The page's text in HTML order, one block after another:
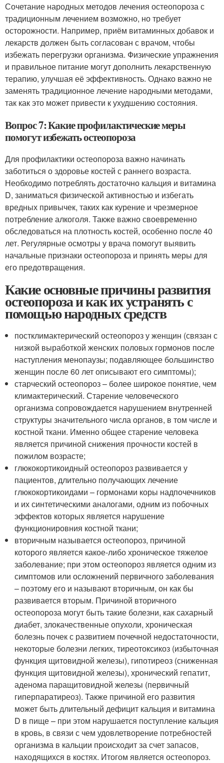
Сочетание народных методов лечения остеопороза с
традиционным лечением возможно, но требует
осторожности. Например, приём витаминных добавок и
лекарств должен быть согласован с врачом, чтобы
избежать перегрузки организма. Физические упражнения
и правильное питание могут дополнить лекарственную
терапию, улучшая её эффективность. Однако важно не
заменять традиционное лечение народными методами,
так как это может привести к ухудшению состояния.
Вопрос 7: Какие профилактические меры
помогут избежать остеопороза
Для профилактики остеопороза важно начинать
заботиться о здоровье костей с раннего возраста.
Необходимо потреблять достаточно кальция и витамина
D, заниматься физической активностью и избегать
вредных привычек, таких как курение и чрезмерное
потребление алкоголя. Также важно своевременно
обследоваться на плотность костей, особенно после 40
лет. Регулярные осмотры у врача помогут выявить
начальные признаки остеопороза и принять меры для
его предотвращения.
Какие основные причины развития
остеопороза и как их устранять с
помощью народных средств
постклимактерический остеопороз у женщин (связан с
низкой выработкой женских половых гормонов после
наступления менопаузы; подавляющее большинство
женщин после 60 лет описывают его симптомы);
старческий остеопороз – более широкое понятие, чем
климактерический. Старение человеческого
организма сопровождается нарушением внутренней
структуры значительного числа органов, в том числе и
костной ткани. Именно общее старение человека
является причиной снижения прочности костей в
пожилом возрасте;
глюкокортикоидный остеопороз развивается у
пациентов, длительно получающих лечение
глюкокортикоидами – гормонами коры надпочечников
и их синтетическими аналогами, одним из побочных
эффектов которых является нарушение
функционировния костной ткани;
вторичным называется остеопороз, причиной
которого является какое-либо хроническое тяжелое
заболевание; при этом остеопороз является одним из
симптомов или осложнений первичного заболевания
– поэтому его и называют вторичным, он как бы
развивается вторым. Причиной вторичного
остеопороза могут быть такие болезни, как сахарный
диабет, злокачественные опухоли, хроническая
болезнь почек с развитием почечной недостаточности,
некоторые болезни легких, тиреотоксикоз (избыточная
функция щитовидной железы), гипотиреоз (сниженная
функция щитовидной железы), хронический гепатит,
аденома паращитовидной железы (первичный
гиперпаратиреоз). Также причиной его развития
может быть длительный дефицит кальция и витамина
D в пище – при этом нарушается поступление кальция
в кровь, в связи с чем удовлетворение потребностей
организма в кальции происходит за счет запасов,
находящихся в костях. Итогом является остеопороз.